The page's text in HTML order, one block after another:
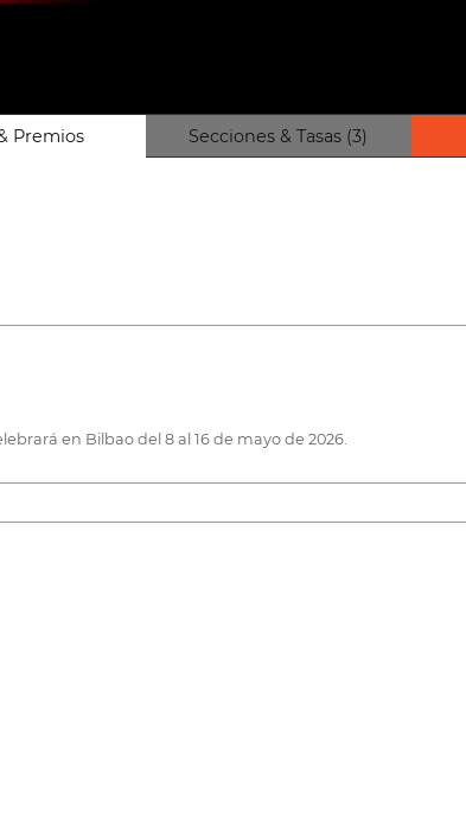
Premios Secciones & Tasas (3)
en Bilbao del 8 al 16 de mayo de 2026.